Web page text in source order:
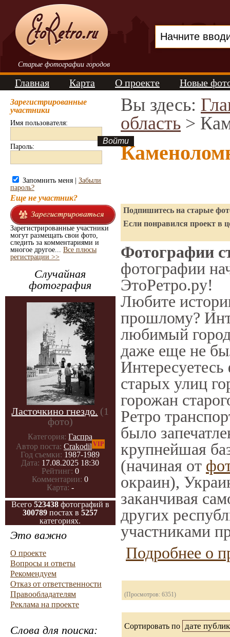
Старые фотографии городов
Главная Карта О проекте Новые
Зарегистрированные
участники
Имя пользователя:
Пароль:
Запомнить меня | Забыли
пароль?
Еще не участник?
Зарегистрированные участники
могут размещать свои фото,
следить за комментариями и
многое другое... Все плюсы
регистрации >>
Случайная
фотография
Ласточкино гнездо. (1
фото)
Категория: Гаспра
Автор поста: Crakodil VIP
Год съемки: 1987-1989
Дата: 17.08.2025 18:30
Рейтинг: 0
Комментарии: 0
Карта: -
Всего 523438 фотографий в
300789 постах в5257
категориях.
Это важно
О проекте
Вопросы и ответы
Рекомендуем
Отказ от ответственности
Правообладателям
Реклама на проекте
Слова для поиска:
Вы здесь:
область >
Подпишитесь на старые
Если понравился проект в
Фотографии
фотографии
ЭтоРетро.ру!
Любите
прошлому?
любимый
даже еще не
Интересуетесь
старых улиц
горожан
Ретро
было
крупнейшая
(начиная от
окраин),
заканчивая
других
участниками
Подробнее о
(Просмотров: 6351)
Сортировать по